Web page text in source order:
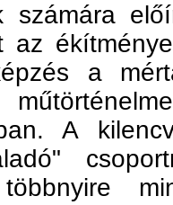
számára
az
a
A
többnyire